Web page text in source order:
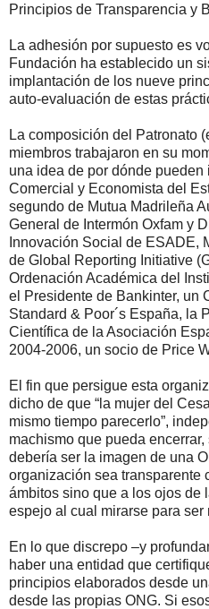
Principios de Transparencia y
La adhesión por supuesto es
Fundación ha establecido un
implantación de los nueve
auto-evaluación de estas
La composición del Patronato
miembros trabajaron en su
una idea de por dónde
Comercial y Economista del
segundo de Mutua Madrileña
General de Intermón Oxfam y
Innovación Social de ESADE,
de Global Reporting Initiative
Ordenación Académica del
el Presidente de Bankinter, un
Standard & Poor´s España, la
Científica de la Asociación
2004-2006, un socio de Price
El fin que persigue esta
dicho de que “la mujer del
mismo tiempo parecerlo”,
machismo que pueda
debería ser la imagen de una
organización sea transparente
ámbitos sino que a los ojos de
espejo al cual mirarse para ser
En lo que discrepo –y
haber una entidad que
principios elaborados desde
desde las propias ONG. Si